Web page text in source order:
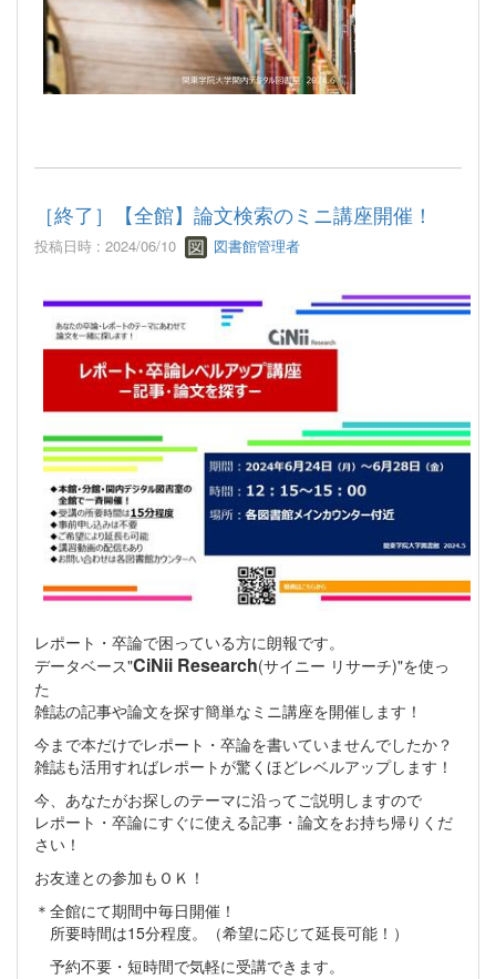
［終了］【全館】論文検索のミニ講座開催！
投稿日時 : 2024/06/10 図書館管理者
レポート・卒論で困っている方に朗報です。
データベース"CiNii Research(サイニー リサーチ)"を使っ
た
雑誌の記事や論文を探す簡単なミニ講座を開催します！
今まで本だけでレポート・卒論を書いていませんでしたか？
雑誌も活用すればレポートが驚くほどレベルアップします！
今、あなたがお探しのテーマに沿ってご説明しますので
レポート・卒論にすぐに使える記事・論文をお持ち帰りくだ
さい！
お友達との参加もＯＫ！
＊全館にて期間中毎日開催！
所要時間は15分程度。（希望に応じて延長可能！）
予約不要・短時間で気軽に受講できます。